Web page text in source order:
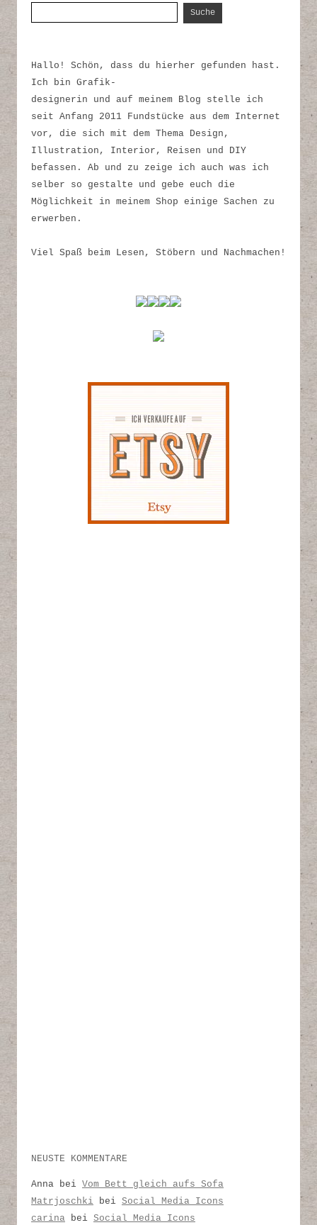
Hallo! Schön, dass du hierher gefunden hast.
Ich bin Grafik-
designerin und auf meinem Blog stelle ich
seit Anfang 2011 Fundstücke aus dem Internet
vor, die sich mit dem Thema Design,
Illustration, Interior, Reisen und DIY
befassen. Ab und zu zeige ich auch was ich
selber so gestalte und gebe euch die
Möglichkeit in meinem Shop einige Sachen zu
erwerben.
Viel Spaß beim Lesen, Stöbern und Nachmachen!
NEUSTE KOMMENTARE
Anna bei Vom Bett gleich aufs Sofa
Matrjoschki bei Social Media Icons
carina bei Social Media Icons